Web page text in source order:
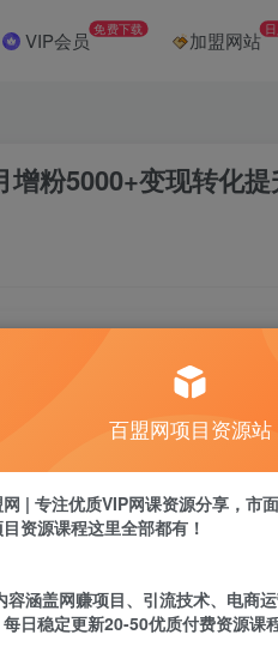
VIP会员 免费下载 加盟网站
粉5000+变现转化
：账号搭建+内容运营+商业变现+
读，请付费后查看
免费 永久会员免费
您当前未
百盟网项目资源站
| 专注优质VIP网课资源分享，市
资源课程这里全部都有！
容涵盖网赚项目、引流技术、电商
日稳定更新20-50优质付费资源课